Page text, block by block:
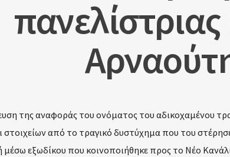
της αναφοράς του ονόματος του αδικοχαμένου
στοιχείων από το τραγικό δυστύχημα που του
μέσω εξωδίκου που κοινοποιήθηκε προς το Νέο